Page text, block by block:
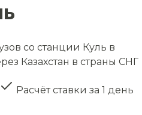
со станции Куль в
Казахстан в страны СНГ
Расчёт ставки за 1 день